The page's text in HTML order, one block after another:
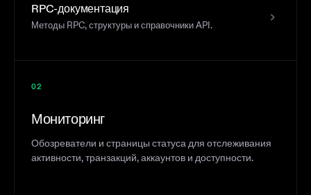
RPC-документация
Методы RPC, структуры и справочники API.
02
Мониторинг
Обозреватели и страницы статуса для отслеживания
активности, транзакций, аккаунтов и доступности.